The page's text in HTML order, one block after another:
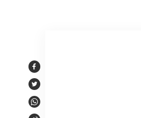
Facebook
Twitter
WhatsApp